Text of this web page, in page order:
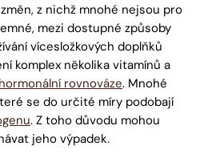
z nichž mnohé nejsou pro
mezi dostupné způsoby
vícesložkových doplňků
komplex několika vitamínů a
rovnováze. Mnohé
se do určité míry podobají
. Z toho důvodu mohou
jeho výpadek.